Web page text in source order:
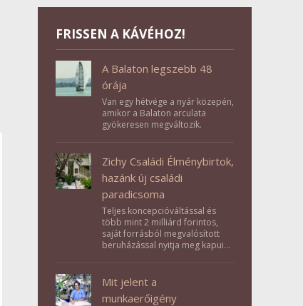
FRISSEN A KÁVÉHOZ!
A Balaton legszebb 48
órája
Van egy hétvége a nyár közepén,
amikor a Balaton arculata
gyökeresen megváltozik.
Zichy Családi Élménybirtok,
hazánk új családi
paradicsoma
Teljes koncepcióváltással és
több mint 2 milliárd forintos,
saját forrásból megvalósított
beruházással nyitja meg kapuit a
Élménybirtok a mai napon.
Mit jelent a
munkaerőigény